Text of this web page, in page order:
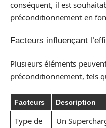
conséquent, il est
préconditionnement en
Facteurs influençant
Plusieurs éléments
préconditionnement, tels
Facteurs Description
Type de
Un